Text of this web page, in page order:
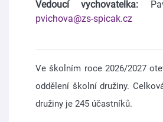
Vedoucí vychovatelka:
pvichova@zs-spicak.cz
Ve školním roce 2026/2027
oddělení školní družiny.
družiny je 245 účastníků.